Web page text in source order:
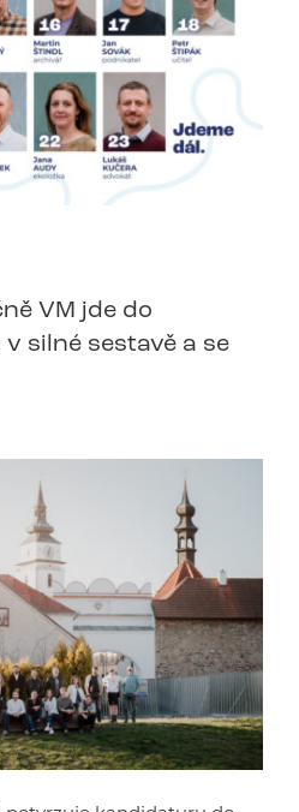
VM jde do
silné sestavě a se